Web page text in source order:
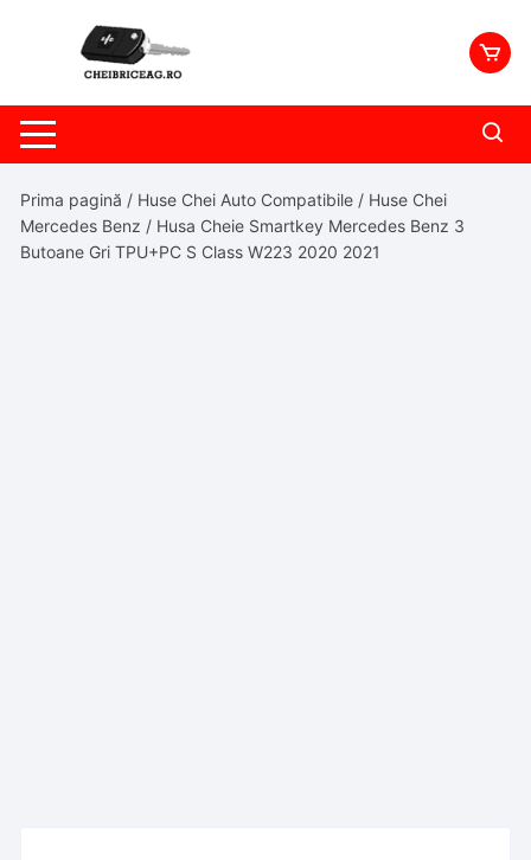
Prima pagină / Huse Chei Auto Compatibile / Huse Chei
Mercedes Benz / Husa Cheie Smartkey Mercedes Benz 3
Butoane Gri TPU+PC S Class W223 2020 2021